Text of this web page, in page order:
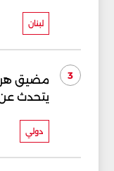
لبنان
3
مضيق
يتحدث عن
دولي